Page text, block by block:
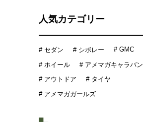
人気カテゴリー
# セダン # シボレー # GMC
# ホイール # アメマガキャラバン
# アウトドア
# タイヤ
# アメマガガールズ